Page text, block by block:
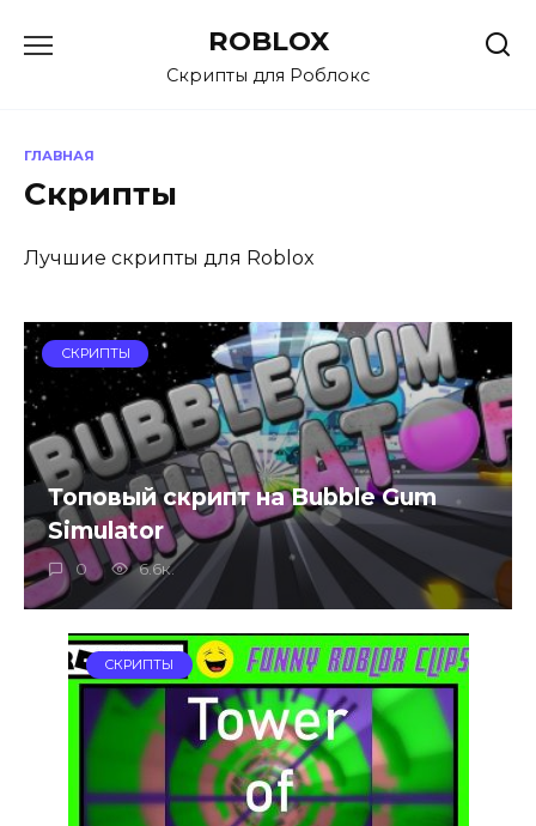
ROBLOX
Скрипты для Роблокс
ГЛАВНАЯ
Скрипты
Лучшие скрипты для Roblox
СКРИПТЫ
Топовый скрипт на Bubble Gum
Simulator
0 6.6к.
СКРИПТЫ